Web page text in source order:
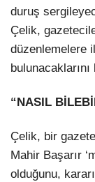
duruş
Çelik,
düzenlemelere
“NASIL
Çelik, bir
Mahir Başarır
olduğunu,